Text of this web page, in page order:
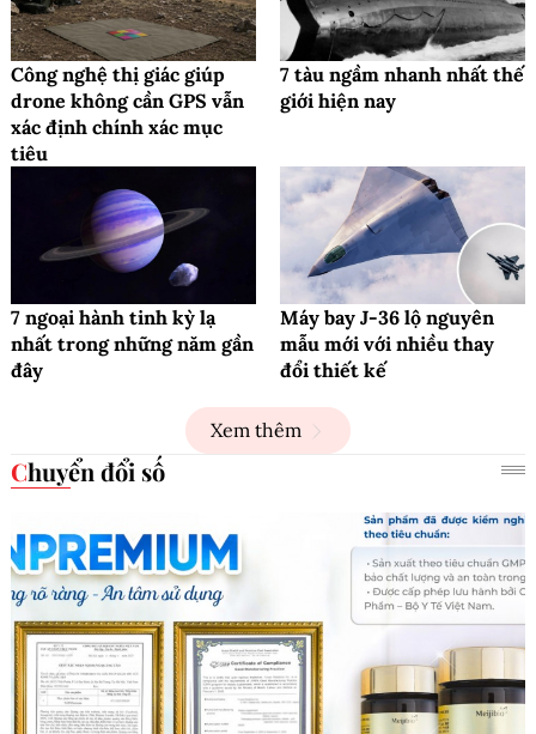
Công nghệ thị giác giúp
drone không cần GPS vẫn
xác định chính xác mục
tiêu
7 tàu ngầm nhanh nhất thế
giới hiện nay
7 ngoại hành tinh kỳ lạ
nhất trong những năm gần
đây
Máy bay J-36 lộ nguyên
mẫu mới với nhiều thay
đổi thiết kế
Xem thêm
Chuyển đổi số